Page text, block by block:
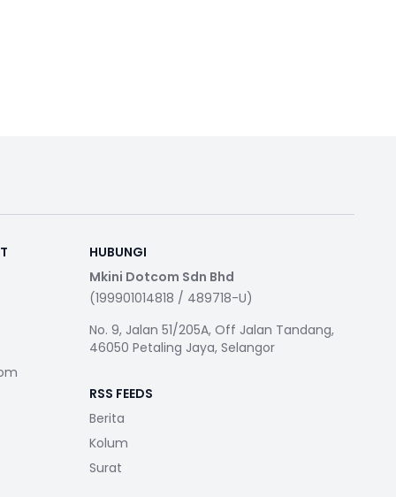
HUBUNGI
Mkini Dotcom Sdn Bhd
(199901014818 / 489718-U)
No. 9, Jalan 51/205A, Off Jalan Tandang,
46050 Petaling Jaya, Selangor
RSS FEEDS
Berita
Kolum
Surat